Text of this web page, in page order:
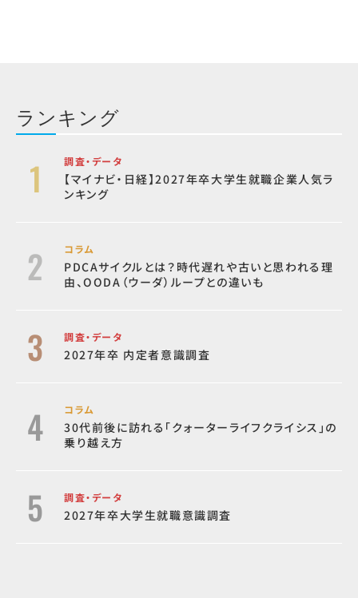
ランキング
調査・データ
【マイナビ・日経】2027年卒大学生就職企業人気ラ
ンキング
コラム
PDCAサイクルとは？時代遅れや古いと思われる理
由、OODA（ウーダ）ループとの違いも
調査・データ
2027年卒 内定者意識調査
コラム
30代前後に訪れる「クォーターライフクライシス」の
乗り越え方
調査・データ
2027年卒大学生就職意識調査